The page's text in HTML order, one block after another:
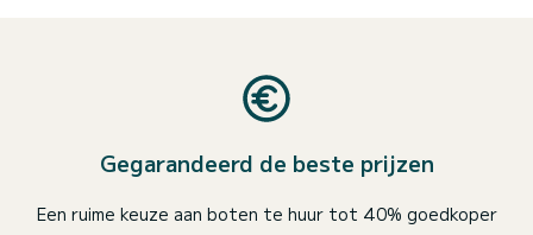
Gegarandeerd de beste prijzen
Een ruime keuze aan boten te huur tot 40% goedkoper